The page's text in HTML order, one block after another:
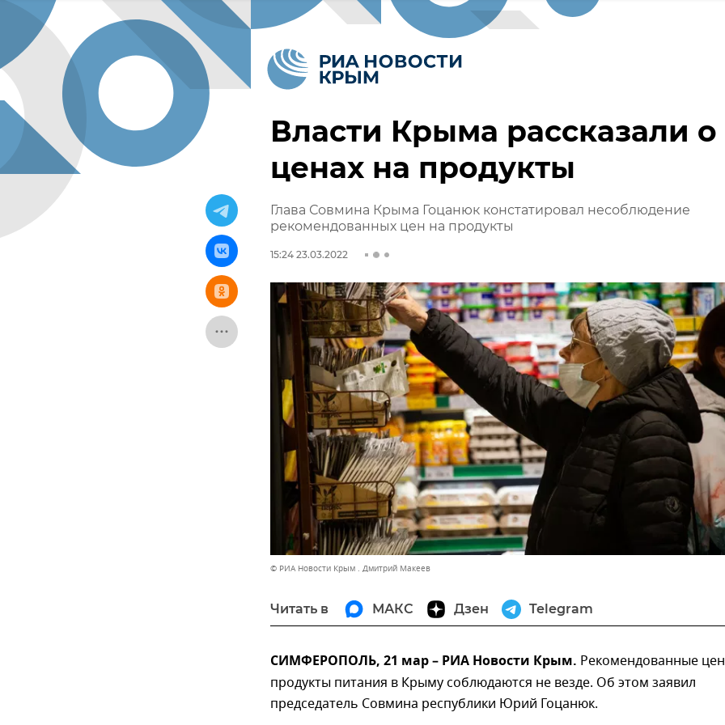
Власти Крыма рассказали о
ценах на продукты
Глава Совмина Крыма Гоцанюк констатировал несоблюдение
рекомендованных цен на продукты
15:24 23.03.2022
© РИА Новости Крым . Дмитрий Макеев
Читать в МАКС Дзен Telegram
СИМФЕРОПОЛЬ, 21 мар – РИА Новости Крым. Рекомендованные
продукты питания в Крыму соблюдаются не везде. Об этом заявил
председатель Совмина республики Юрий Гоцанюк.